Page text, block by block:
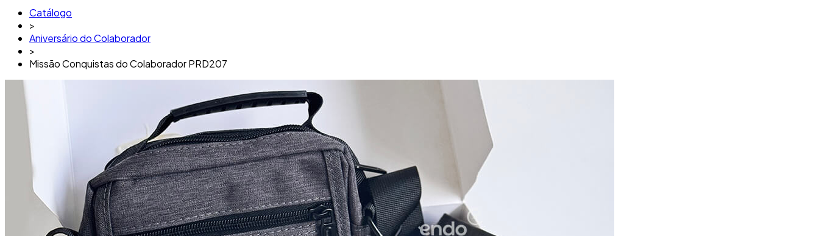
Catálogo
>
Aniversário do Colaborador
>
Missão Conquistas do Colaborador PRD207